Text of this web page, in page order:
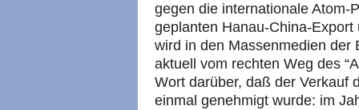
gegen die internationale Atom-
geplanten Hanau-China-
wird in den Massenmedien der
aktuell vom rechten Weg des
Wort darüber, daß der Verkauf
einmal genehmigt wurde: im